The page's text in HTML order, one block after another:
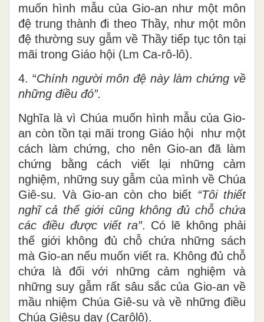
muốn hình mẫu của Gio-an như một môn
đệ trung thành đi theo Thầy, như một môn
đệ thường suy gẫm về Thầy tiếp tục tôn tại
mãi trong Giáo hội (Lm Ca-rô-lô).
4. “Chính người môn đệ này làm chứng về
những điều đó”.
Nghĩa là vì Chúa muốn hình mẫu của Gio-
an còn tồn tại mãi trong Giáo hội như một
cách làm chứng, cho nên Gio-an đã làm
chứng bằng cách viết lại những cảm
nghiệm, những suy gẫm của mình về Chúa
Giê-su. Và Gio-an còn cho biết “Tôi thiết
nghĩ cả thế giới cũng không đủ chỗ chứa
các điều được viết ra”. Có lẽ không phải
thế giới không đủ chỗ chứa những sách
mà Gio-an nếu muốn viết ra. Không đủ chỗ
chứa là đối với những cảm nghiệm và
những suy gẫm rất sâu sắc của Gio-an về
mầu nhiệm Chúa Giê-su và về những điều
Chúa Giêsu dạy (Carôlô).